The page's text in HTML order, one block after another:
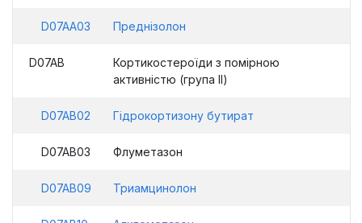
D07AA03 Преднізолон
D07AB
Кортикостероїди з помірною
активністю (група ІІ)
D07AB02 Гідрокортизону бутират
D07AB03 Флуметазон
D07AB09 Триамцинолон